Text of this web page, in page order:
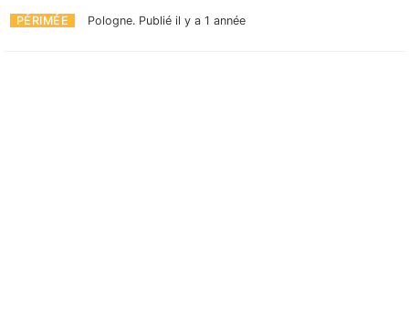
PÉRIMÉE Pologne. Publié il y a 1 année